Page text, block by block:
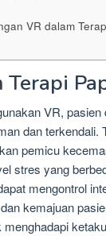
VR dalam
Terapi
VR,
dan terkendali.
pemicu
stres yang
mengontrol
kemajuan